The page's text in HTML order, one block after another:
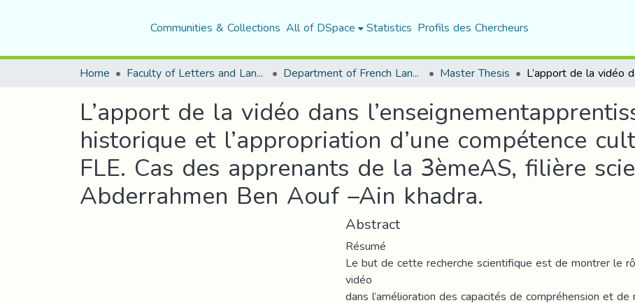
Communities & Collections All of DSpace Statistics Profils des Chercheurs
Home Faculty of Letters and Languages Department of French Language and Literature Master Thesis
L’apport de la vidéo dans
historique et l’appropriation d’une compétence
FLE. Cas des apprenants de la 3èmeAS, filière
Abderrahmen Ben Aouf –Ain khadra.
Abstract
Résumé
Le but de cette recherche scientifique est de montrer le
vidéo
dans l’amélioration des capacités de compréhension et